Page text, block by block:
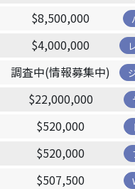
$8,500,000
$4,000,000
調査中(情報募集中)
$22,000,000
$520,000
$520,000
$507,500